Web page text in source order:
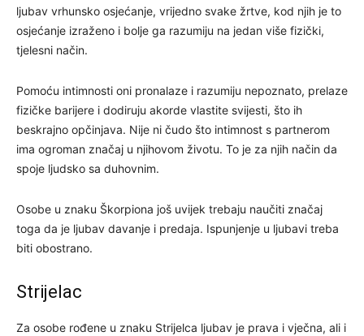
ljubav vrhunsko osjećanje, vrijedno svake žrtve, kod njih je to
osjećanje izraženo i bolje ga razumiju na jedan više fizički,
tjelesni način.
Pomoću intimnosti oni pronalaze i razumiju nepoznato, prelaze
fizičke barijere i dodiruju akorde vlastite svijesti, što ih
beskrajno opčinjava. Nije ni čudo što intimnost s partnerom
ima ogroman značaj u njihovom životu. To je za njih način da
spoje ljudsko sa duhovnim.
Osobe u znaku Škorpiona još uvijek trebaju naučiti značaj
toga da je ljubav davanje i predaja. Ispunjenje u ljubavi treba
biti obostrano.
Strijelac
Za osobe rođene u znaku Strijelca ljubav je prava i vječna, ali i